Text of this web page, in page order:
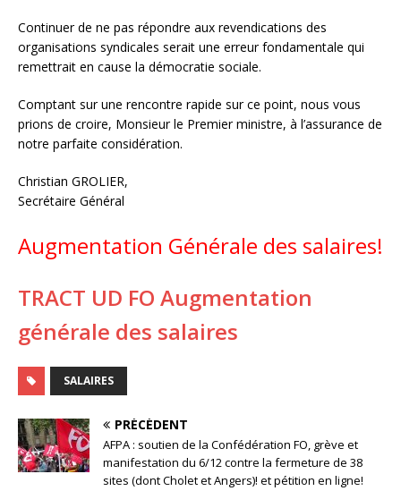
Continuer de ne pas répondre aux revendications des
organisations syndicales serait une erreur fondamentale qui
remettrait en cause la démocratie sociale.
Comptant sur une rencontre rapide sur ce point, nous vous
prions de croire, Monsieur le Premier ministre, à l’assurance de
notre parfaite considération.
Christian GROLIER,
Secrétaire Général
Augmentation Générale des salaires!
TRACT UD FO Augmentation
générale des salaires
SALAIRES
PRÉCÉDENT
AFPA : soutien de la Confédération FO, grève et
manifestation du 6/12 contre la fermeture de 38
sites (dont Cholet et Angers)! et pétition en ligne!